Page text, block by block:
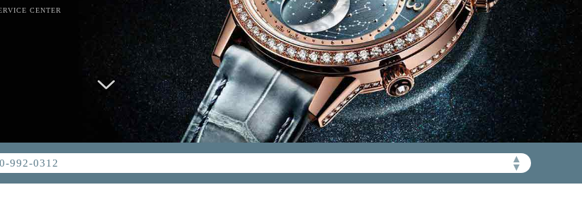
CENTER
▲
▼
992-0312
盖中国大陆、香港、澳门、台湾全部区域（非大陆需加拨“+86”）